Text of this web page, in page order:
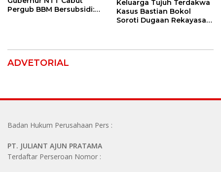
Pergub BBM Bersubsidi:
Keluarga Tujuh Terdakwa
Kasus Bastian Bokol
Soroti Dugaan Rekayasa
ADVETORIAL
Badan Hukum Perusahaan Pers :
PT. JULIANT AJUN PRATAMA
Terdaftar Perseroan Nomor :